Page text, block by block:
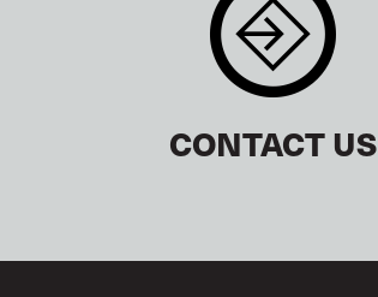
CONTACT US